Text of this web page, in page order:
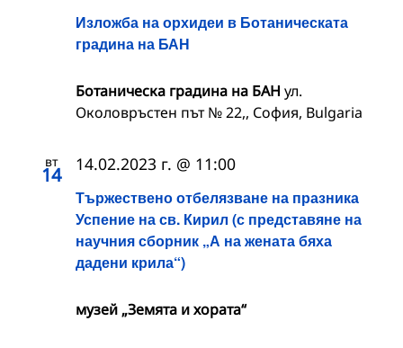
Изложба на орхидеи в Ботаническата
градина на БАН
Ботаническа градина на БАН ул.
Околовръстен път № 22,, София, Bulgaria
вт
14
Тържествено отбелязване на празника
Успение на св. Кирил (с представяне на
научния сборник „А на жената бяха
дадени крила“)
14.02.2023 г. @ 11:00
музей „Земята и хората“